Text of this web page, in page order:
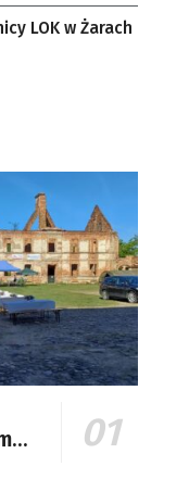
LOK w Żarach